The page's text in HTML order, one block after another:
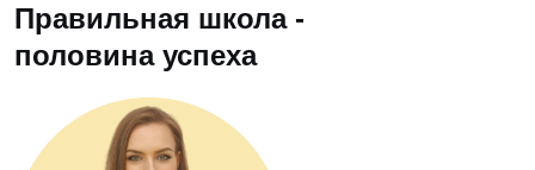
Правильная школа -
половина успеха